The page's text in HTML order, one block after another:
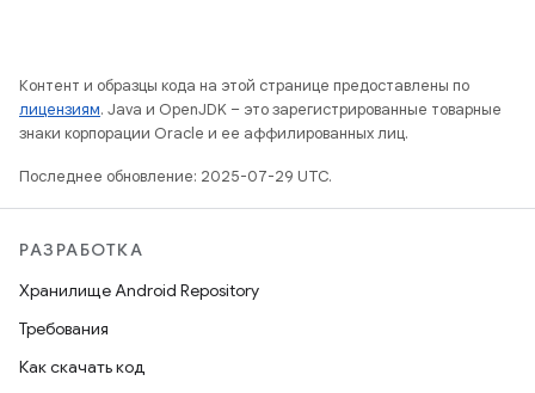
Контент и образцы кода на этой странице предоставлены по
лицензиям. Java и OpenJDK – это зарегистрированные товарные
знаки корпорации Oracle и ее аффилированных лиц.
Последнее обновление: 2025-07-29 UTC.
РАЗРАБОТКА
Хранилище Android Repository
Требования
Как скачать код